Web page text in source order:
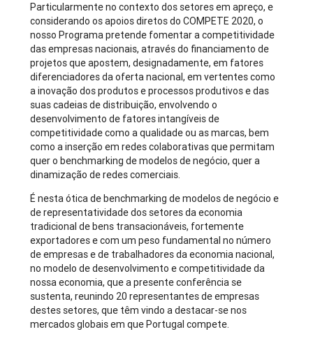
Particularmente no contexto dos setores em apreço, e
considerando os apoios diretos do COMPETE 2020, o
nosso Programa pretende fomentar a competitividade
das empresas nacionais, através do financiamento de
projetos que apostem, designadamente, em fatores
diferenciadores da oferta nacional, em vertentes como
a inovação dos produtos e processos produtivos e das
suas cadeias de distribuição, envolvendo o
desenvolvimento de fatores intangíveis de
competitividade como a qualidade ou as marcas, bem
como a inserção em redes colaborativas que permitam
quer o benchmarking de modelos de negócio, quer a
dinamização de redes comerciais.
É nesta ótica de benchmarking de modelos de negócio e
de representatividade dos setores da economia
tradicional de bens transacionáveis, fortemente
exportadores e com um peso fundamental no número
de empresas e de trabalhadores da economia nacional,
no modelo de desenvolvimento e competitividade da
nossa economia, que a presente conferência se
sustenta, reunindo 20 representantes de empresas
destes setores, que têm vindo a destacar-se nos
mercados globais em que Portugal compete.